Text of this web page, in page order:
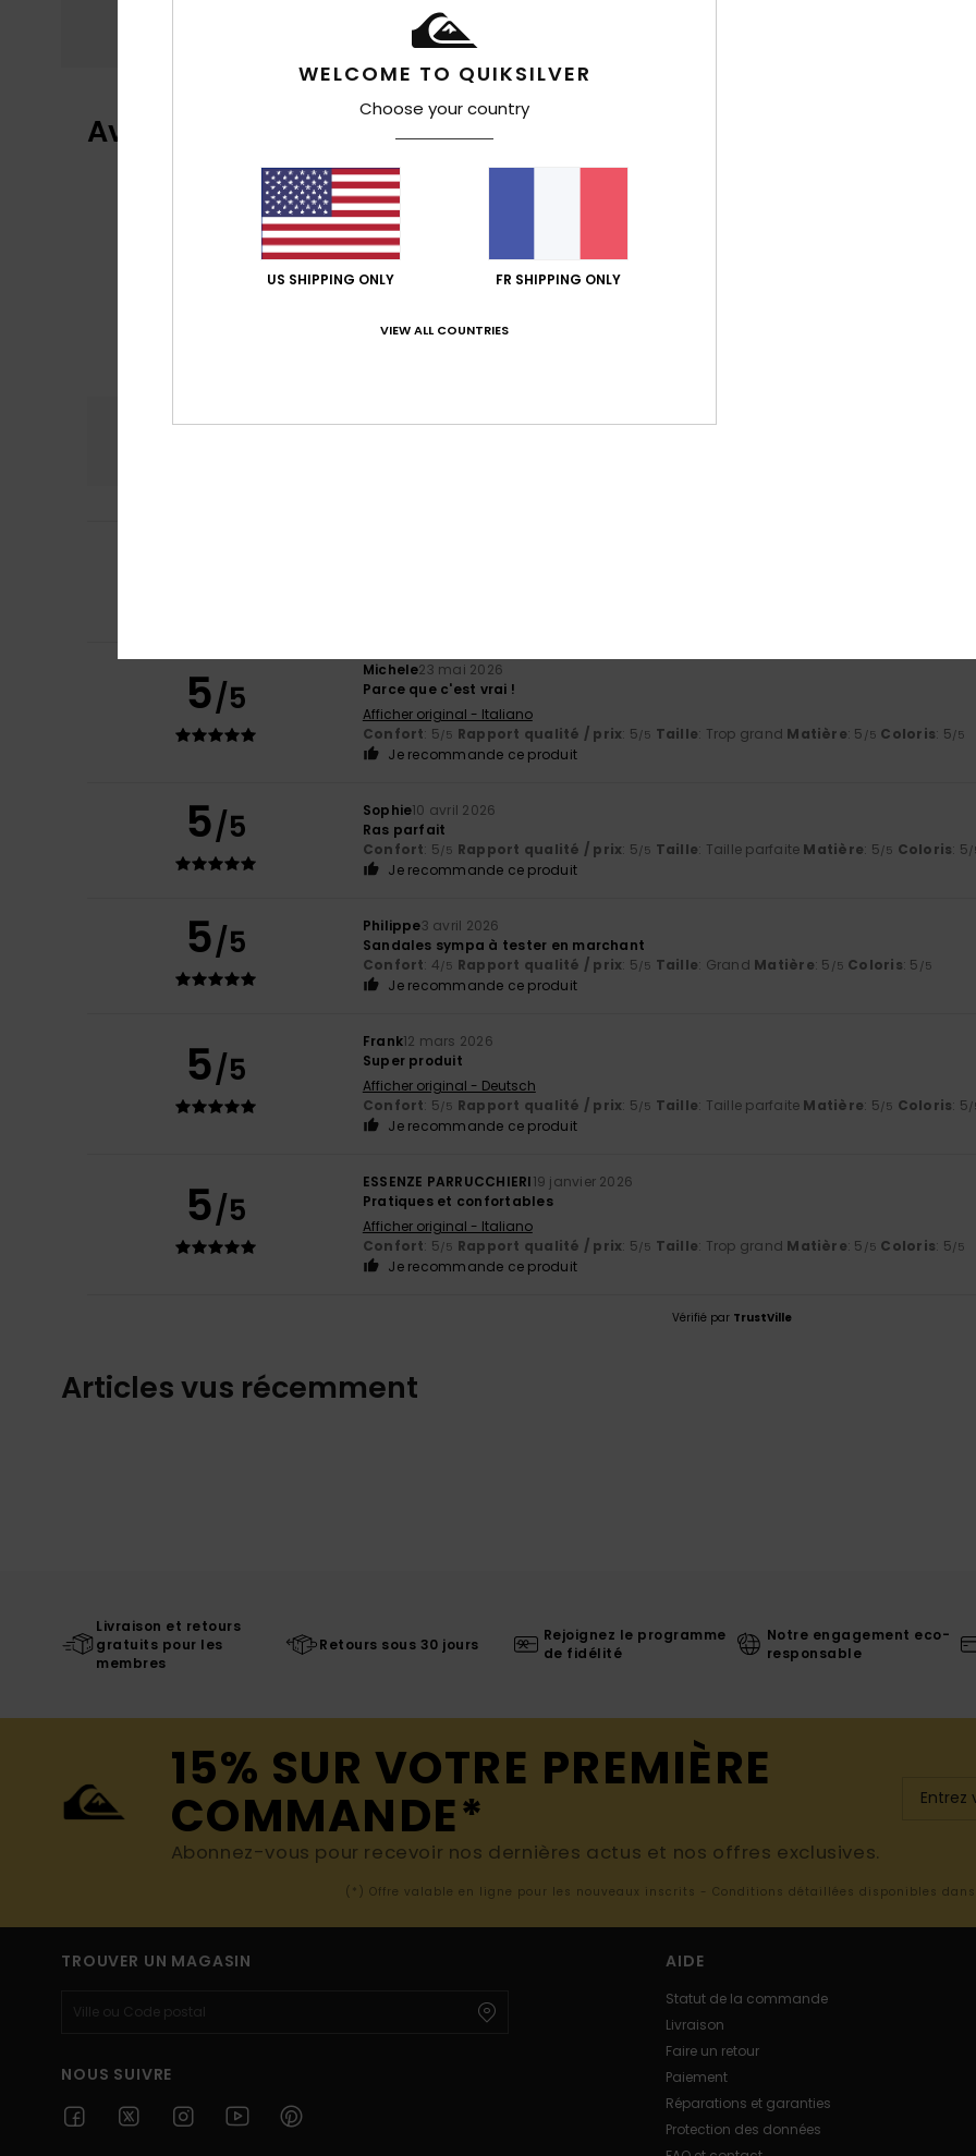
Avis clients
Confort
Rapport qualité / prix
5/5
Michele23 mai 2026
Parce que c'est vrai !
Afficher original - Italiano
Confort: 5 /5 Rapport qualité / prix: 5 /5 Taille: Trop grand Matière: 5 /5 Coloris: 5 /5
Je recommande ce produit
5/5 Sophie10 avril 2026
Ras parfait
Confort: 5 /5 Rapport qualité / prix: 5 /5 Taille: Taille parfaite Matière: 5 /5 Coloris: 5 /
Je recommande ce produit
5/5 Philippe3 avril 2026
Sandales sympa à tester en marchant
Confort: 4 /5 Rapport qualité / prix: 5 /5 Taille: Grand Matière: 5 /5 Coloris: 5 /5
Je recommande ce produit
5/5
Frank12 mars 2026
Super produit
Afficher original - Deutsch
Confort: 5 /5 Rapport qualité / prix: 5 /5 Taille: Taille parfaite Matière: 5 /5 Coloris: 5 /
Je recommande ce produit
5/5
ESSENZE PARRUCCHIERI19 janvier 2026
Pratiques et confortables
Afficher original - Italiano
Confort: 5 /5 Rapport qualité / prix: 5 /5 Taille: Trop grand Matière: 5 /5 Coloris: 5 /5
Je recommande ce produit
Vérifié par TrustVille
Articles vus récemment
Livraison et retours
gratuits pour les
membres
Retours sous 30 jours
Rejoignez le programme
de fidélité
Notre engagement eco-
responsable
15% SUR VOTRE PREMIÈRE
COMMANDE*
Abonnez-vous pour recevoir nos dernières actus et nos offres exclusives.
(*) Offre valable en ligne pour les nouveaux inscrits - Conditions détaillées disponibles
TROUVER UN MAGASIN
NOUS SUIVRE
AIDE
Statut de la commande
Livraison
Faire un retour
Paiement
Réparations et garanties
Protection des données
WELCOME TO QUIKSILVER
Choose your country
US SHIPPING ONLY FR SHIPPING ONLY
VIEW ALL COUNTRIES